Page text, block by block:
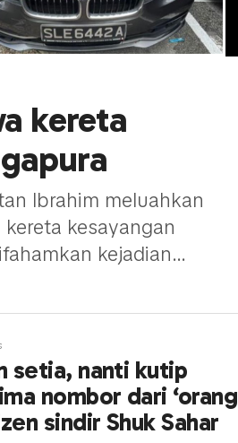
kereta
Ibrahim meluahkan
kesayangan
kejadian...
setia, nanti kutip
nombor dari ‘orang
sindir Shuk Sahar